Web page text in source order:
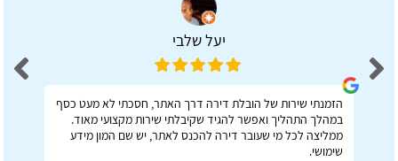
יעל שלבי
הזמנתי שירות של הובלת דירה דרך האתר, חסכתי לא מעט כסף
במהלך התהליך ואפשר להגיד שקיבלתי שירות מקצועי מאוד.
ממליצה לכל מי שעובר דירה להכנס לאתר, יש שם המון מידע
שימושי.